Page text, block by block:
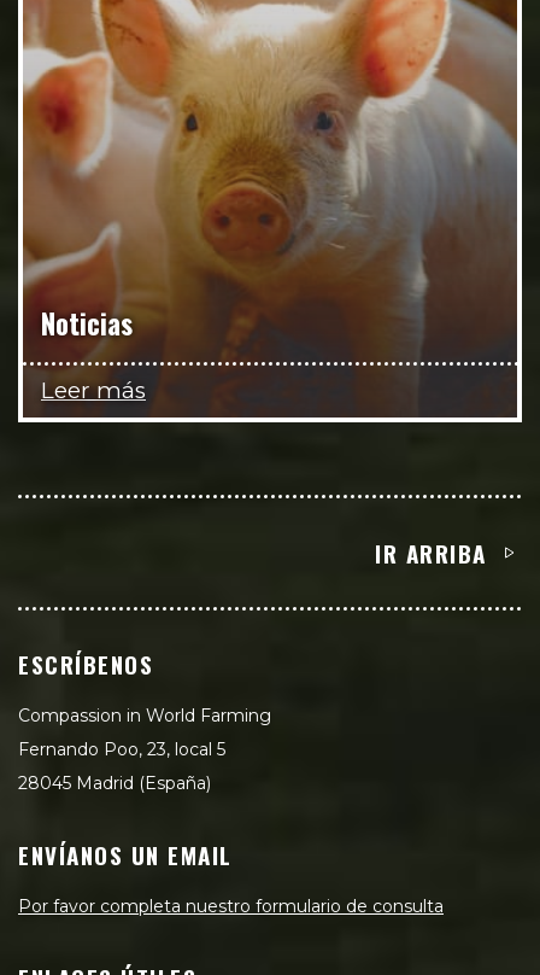
Noticias
Leer más
IR ARRIBA
ESCRÍBENOS
Compassion in World Farming
Fernando Poo, 23, local 5
28045 Madrid (España)
ENVÍANOS UN EMAIL
Por favor completa nuestro formulario de consulta